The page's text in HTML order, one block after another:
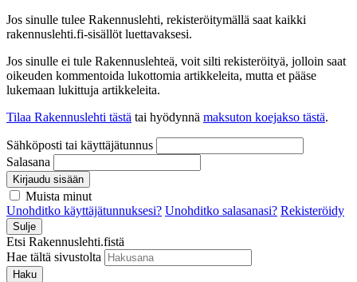
Jos sinulle tulee Rakennuslehti, rekisteröitymällä saat kaikki
rakennuslehti.fi-sisällöt luettavaksesi.
Jos sinulle ei tule Rakennuslehteä, voit silti rekisteröityä, jolloin saat
oikeuden kommentoida lukottomia artikkeleita, mutta et pääse
lukemaan lukittuja artikkeleita.
Tilaa Rakennuslehti tästä tai hyödynnä maksuton koejakso tästä.
Sähköposti tai käyttäjätunnus
Salasana
Kirjaudu sisään
Muista minut
Unohditko käyttäjätunnuksesi? Unohditko salasanasi? Rekisteröidy
Sulje
Etsi Rakennuslehti.fistä
Hae tältä sivustolta
Haku